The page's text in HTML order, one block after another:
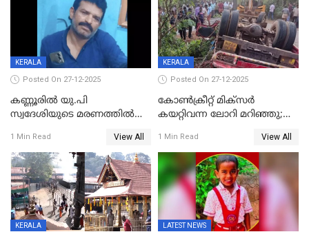
ചൊവ്വന്നൂരിലും നടപടി
KERALA
Posted On 27-12-2025
കണ്ണൂരിൽ യു.പി
സ്വദേശിയുടെ മരണത്തിൽ
കേസ്; തർക്കമുണ്ടായത്
ഫേഷ്യലിന് 300 രൂപ
ആവശ്യപ്പെട്ടതിനെച്ചൊല്ലി
1 Min Read View All
KERALA
Posted On 27-12-2025
കോണ്‍ക്രീറ്റ് മിക്‌സര്‍
കയറ്റിവന്ന ലോറി മറിഞ്ഞു;
അപകടം കണ്ണൂരിൽ
1 Min Read View All
KERALA LATEST NEWS